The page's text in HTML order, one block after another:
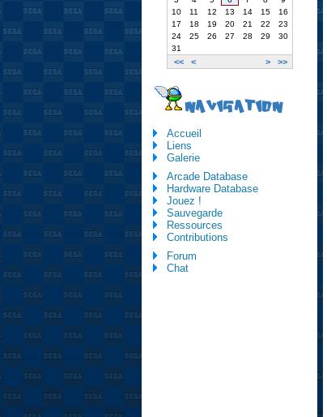
<< < > >>
10
11 12 13 14 15
16
17
18 19 20 21 22
23
24
25 26 27 28 29
30
31
NAVIGATION
Accueil
Liens
Galerie
Arcade Database
Hardware Database
Jouez !
Sauvegarde
Ressources
Contributions
Forum
Chat